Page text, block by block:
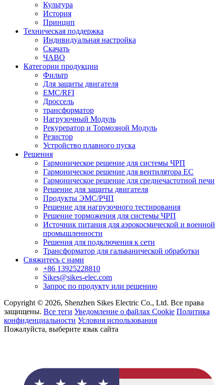
Культура
История
Принцип
Техническая поддержка
Индивидуальная настройка
Скачать
ЧАВО
Категории продукции
Фильтр
Для защиты двигателя
EMC/RFI
Дроссель
трансформатор
Нагрузочный Модуль
Рекурератор и Тормозной Модуль
Резистор
Устройство плавного пуска
Решения
Гармоническое решение для системы ЧРП
Гармоническое решение для вентилятора EC
Гармоническое решение для среднечастотной печи
Решение для защиты двигателя
Продукты ЭМС/РЧП
Решение для нагрузочного тестирования
Решение торможения для системы ЧРП
Источник питания для аэрокосмической и военной
промышленности
Решения для подключения к сети
Трансформатор для гальванической обработки
Свяжитесь с нами
+86 13925228810
Sikes@sikes-elec.com
Запрос по продукту или решению
Copyright © 2026, Shenzhen Sikes Electric Co., Ltd. Все права
защищены. Все теги Уведомление о файлах Cookie Политика
конфиденциальности Условия использования
Пожалуйста, выберите язык сайта